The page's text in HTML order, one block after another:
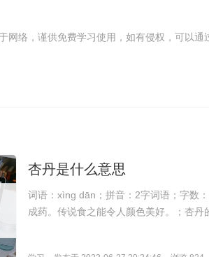
网络，谨供免费学习使用，如有侵权，可以通
杏丹是什么意思
词语：xìng dān；拼音：2字词语；字数
成药。传说食之能令人颜色美好。；杏